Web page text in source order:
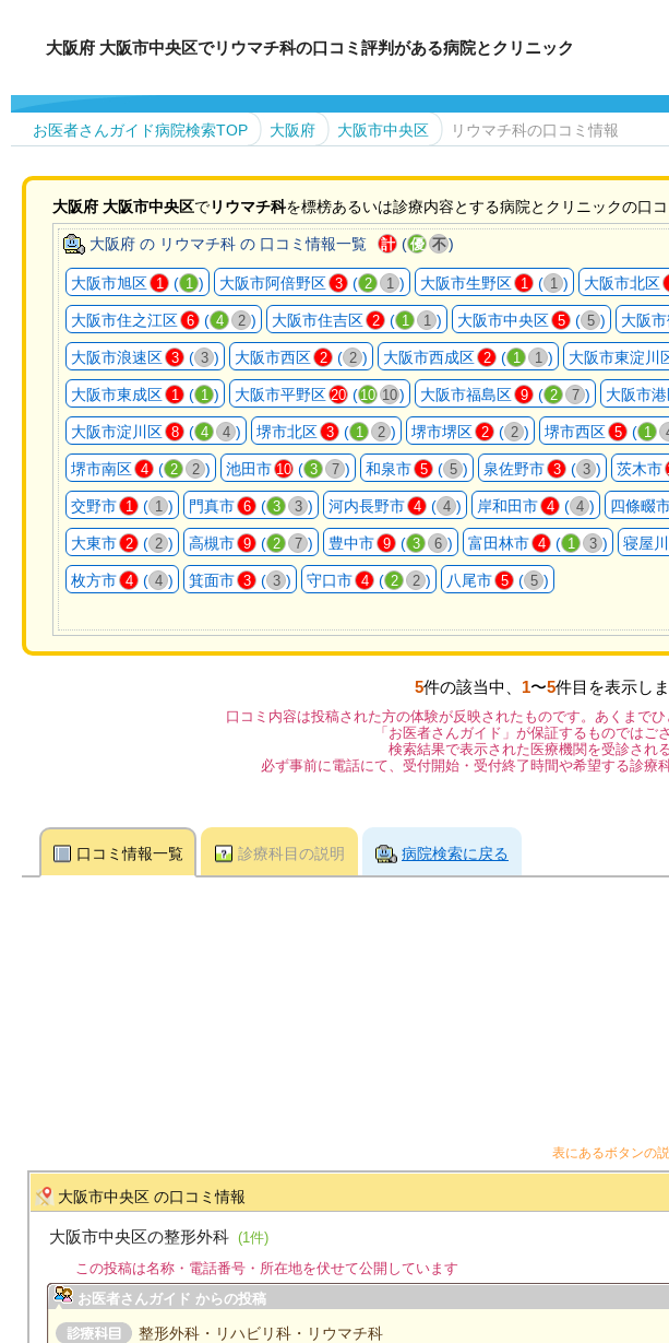
大阪府 大阪市中央区でリウマチ科の口コミ評判がある病院とクリニック
お医者さんガイド病院検索TOP 大阪府 大阪市中央区 リウマチ科の口コミ情報
大阪府 大阪市中央区でリウマチ科を標榜あるいは診療内容とする病院とクリニックの口コ
大阪府 の リウマチ科 の 口コミ情報一覧 計 (優 不)
大阪市旭区 1 ( 1 ) 大阪市阿倍野区 3 ( 2 1 ) 大阪市生野区 1 ( 1 ) 大阪市北区
大阪市住之江区 6 ( 4 2 ) 大阪市住吉区 2 ( 1 1 ) 大阪市中央区 5 ( 5 ) 大阪
大阪市浪速区 3 ( 3 ) 大阪市西区 2 ( 2 ) 大阪市西成区 2 ( 1 1 ) 大阪市東淀川
大阪市東成区 1 ( 1 ) 大阪市平野区 20 (10 10) 大阪市福島区 9 ( 2 7 ) 大阪市
大阪市淀川区 8 ( 4 4 ) 堺市北区 3 ( 1 2 ) 堺市堺区 2 ( 2 ) 堺市西区 5 ( 1
堺市南区 4 ( 2 2 ) 池田市 10 ( 3 7 ) 和泉市 5 ( 5 ) 泉佐野市 3 ( 3 ) 茨木市
交野市 1 ( 1 ) 門真市 6 ( 3 3 ) 河内長野市 4 ( 4 ) 岸和田市 4 ( 4 ) 四條畷
大東市 2 ( 2 ) 高槻市 9 ( 2 7 ) 豊中市 9 ( 3 6 ) 富田林市 4 ( 1 3 ) 寝屋
枚方市 4 ( 4 ) 箕面市 3 ( 3 ) 守口市 4 ( 2 2 ) 八尾市 5 ( 5 )
5件の該当中、 1〜5件目を表示しま
口コミ内容は投稿された方の体験が反映されたものです。あくまでひ
「お医者さんガイド」が保証するものではご
検索結果で表示された医療機関を受診され
必ず事前に電話にて、受付開始・受付終了時間や希望する診療
口コミ情報一覧 診療科目の説明 病院検索に戻る
表にあるボタンの
大阪市中央区 の口コミ情報
大阪市中央区の整形外科 (1件)
この投稿は名称・電話番号・所在地を伏せて公開しています
お医者さんガイド からの投稿
整形外科・リハビリ科・リウマチ科